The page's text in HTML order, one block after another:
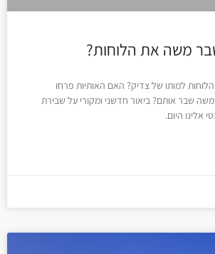
משה את הלוחות?
למותו של צדיק? האם האותיות פרחו
שבר אותם? ביאור חדשני ומקורי על שבירת
אלינו היום.